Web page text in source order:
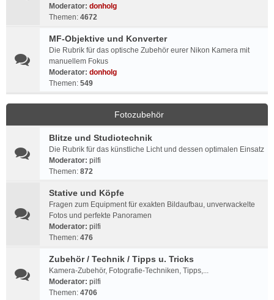
Moderator: donholg
Themen: 4672
MF-Objektive und Konverter
Die Rubrik für das optische Zubehör eurer Nikon Kamera mit
manuellem Fokus
Moderator: donholg
Themen: 549
Fotozubehör
Blitze und Studiotechnik
Die Rubrik für das künstliche Licht und dessen optimalen Einsatz
Moderator: pilfi
Themen: 872
Stative und Köpfe
Fragen zum Equipment für exakten Bildaufbau, unverwackelte
Fotos und perfekte Panoramen
Moderator: pilfi
Themen: 476
Zubehör / Technik / Tipps u. Tricks
Kamera-Zubehör, Fotografie-Techniken, Tipps,...
Moderator: pilfi
Themen: 4706